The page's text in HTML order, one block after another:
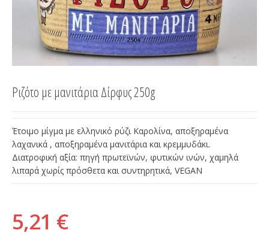
Ριζότο με μανιτάρια Δίρφυς 250g
Έτοιμο μίγμα με ελληνικό ρύζι Καρολίνα, αποξηραμένα
λαχανικά , αποξηραμένα μανιτάρια και κρεμμυδάκι.
Διατροφική αξία: πηγή πρωτεϊνών, φυτικών ινών, χαμηλά
λιπαρά χωρίς πρόσθετα και συντηρητικά, VEGAN
5,21 €